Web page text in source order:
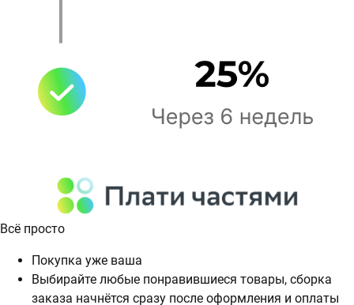
Всё просто
Покупка уже ваша
Выбирайте любые понравившиеся товары, сборка
заказа начнётся сразу после оформления и оплаты